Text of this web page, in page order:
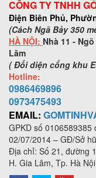
CÔNG TY TNHH
Điện Biên Phủ,
(Cách Ngã Bảy 350
HÀ NỘI: Nhà 11 -
Lâm
( Đối diện cổng khu
Hotline:
0986469896
0973475493
EMAIL:
GPKD số 0106589385
02/07/2014 – GĐ/Sở
Địa chỉ: Số 21, đường
H. Gia Lâm, Tp. Hà Nội